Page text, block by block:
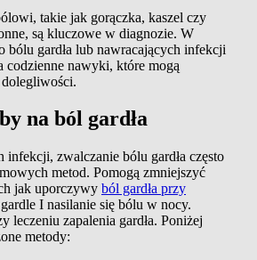
takie jak gorączka, kaszel czy
są kluczowe w diagnozie. W
bólu gardła lub nawracających infekcji
codzienne nawyki, które mogą
na ból gardła
infekcji, zwalczanie bólu gardła często
metod. Pomogą zmniejszyć
jak uporczywy ból gardła przy
I nasilanie się bólu w nocy.
leczeniu zapalenia gardła. Poniżej
metody: